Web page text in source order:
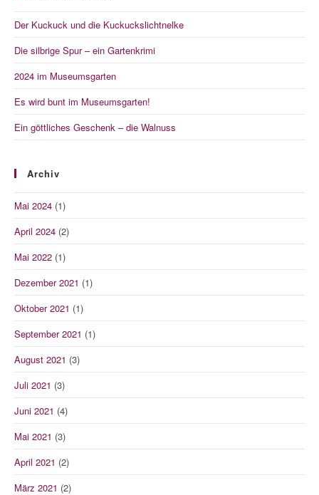
Der Kuckuck und die Kuckuckslichtnelke
Die silbrige Spur – ein Gartenkrimi
2024 im Museumsgarten
Es wird bunt im Museumsgarten!
Ein göttliches Geschenk – die Walnuss
Archiv
Mai 2024 (1)
April 2024 (2)
Mai 2022 (1)
Dezember 2021 (1)
Oktober 2021 (1)
September 2021 (1)
August 2021 (3)
Juli 2021 (3)
Juni 2021 (4)
Mai 2021 (3)
April 2021 (2)
März 2021 (2)